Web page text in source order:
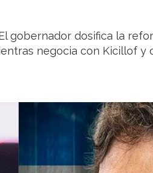
El gobernador dosifica la
negocia con Kicillof y